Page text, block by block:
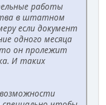
работы
в штатном
если документ
одного месяца
он пролежит
И таких